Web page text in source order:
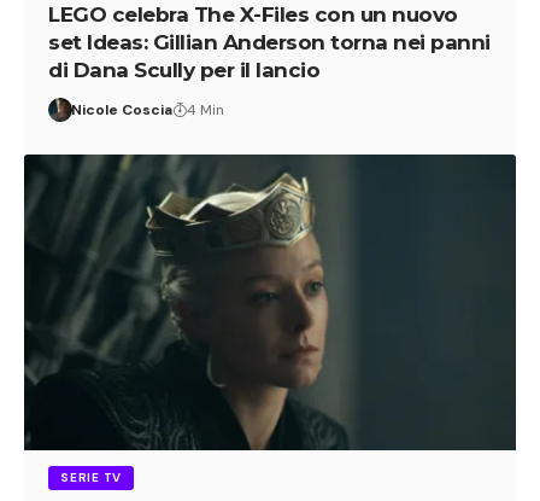
LEGO celebra The X-Files con un nuovo
set Ideas: Gillian Anderson torna nei panni
di Dana Scully per il lancio
Nicole Coscia 4 Min
SERIE TV